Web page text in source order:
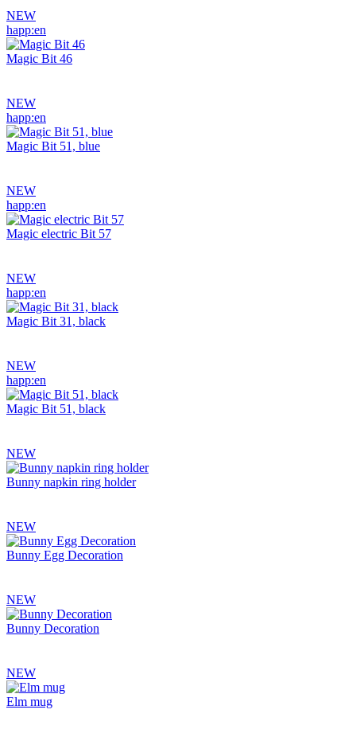
NEW
happ:en
Magic Bit 46
NEW
happ:en
Magic Bit 51, blue
NEW
happ:en
Magic electric Bit 57
NEW
happ:en
Magic Bit 31, black
NEW
happ:en
Magic Bit 51, black
NEW
Bunny napkin ring holder
NEW
Bunny Egg Decoration
NEW
Bunny Decoration
NEW
Elm mug